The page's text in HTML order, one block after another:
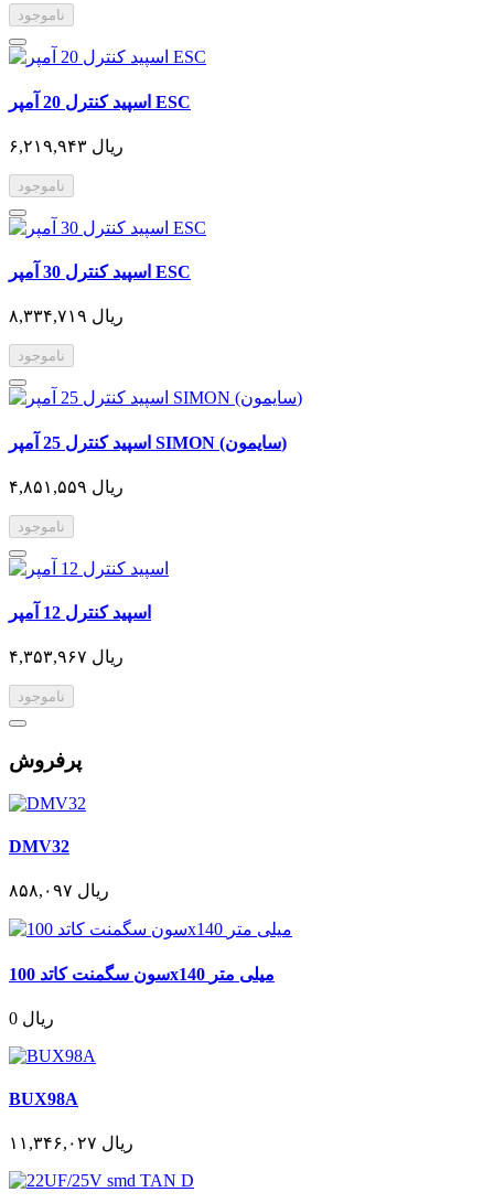
ناموجود
اسپید کنترل 20 آمپر ESC
۶,۲۱۹,۹۴۳ ریال
ناموجود
اسپید کنترل 30 آمپر ESC
۸,۳۳۴,۷۱۹ ریال
ناموجود
اسپید کنترل 25 آمپر SIMON (سایمون)
۴,۸۵۱,۵۵۹ ریال
ناموجود
اسپید کنترل 12 آمپر
۴,۳۵۳,۹۶۷ ریال
ناموجود
پرفروش
DMV32
۸۵۸,۰۹۷ ریال
سون سگمنت کاتد 100x140 میلی متر
0 ریال
BUX98A
۱۱,۳۴۶,۰۲۷ ریال